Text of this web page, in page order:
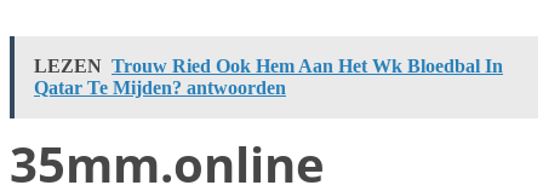
LEZEN Trouw Ried Ook Hem Aan Het Wk Bloedbal In
Qatar Te Mijden? antwoorden
35mm.online